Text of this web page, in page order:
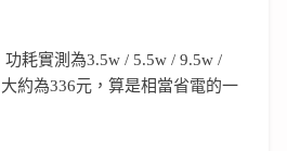
耗實測為3.5w / 5.5w / 9.5w /
約為336元，算是相當省電的一